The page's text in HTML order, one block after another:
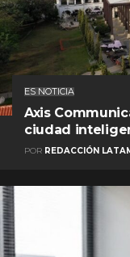
ES NOTICIA
Axis
ciudad
POR REDACCIÓN